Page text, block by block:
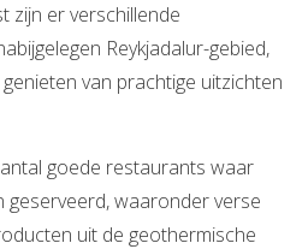
zijn er verschillende
Reykjadalur-gebied,
van prachtige uitzichten
goede restaurants waar
waaronder verse
uit de geothermische